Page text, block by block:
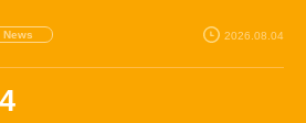
News 2026.08.04